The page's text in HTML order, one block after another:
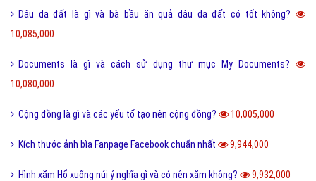
Dâu da đất là gì và bà bầu ăn quả dâu da đất có tốt không?
10,085,000
Documents là gì và cách sử dụng thư mục My Documents?
10,080,000
Cộng đồng là gì và các yếu tố tạo nên cộng đồng? 10,005,000
Kích thước ảnh bìa Fanpage Facebook chuẩn nhất 9,944,000
Hình xăm Hổ xuống núi ý nghĩa gì và có nên xăm không? 9,932,000